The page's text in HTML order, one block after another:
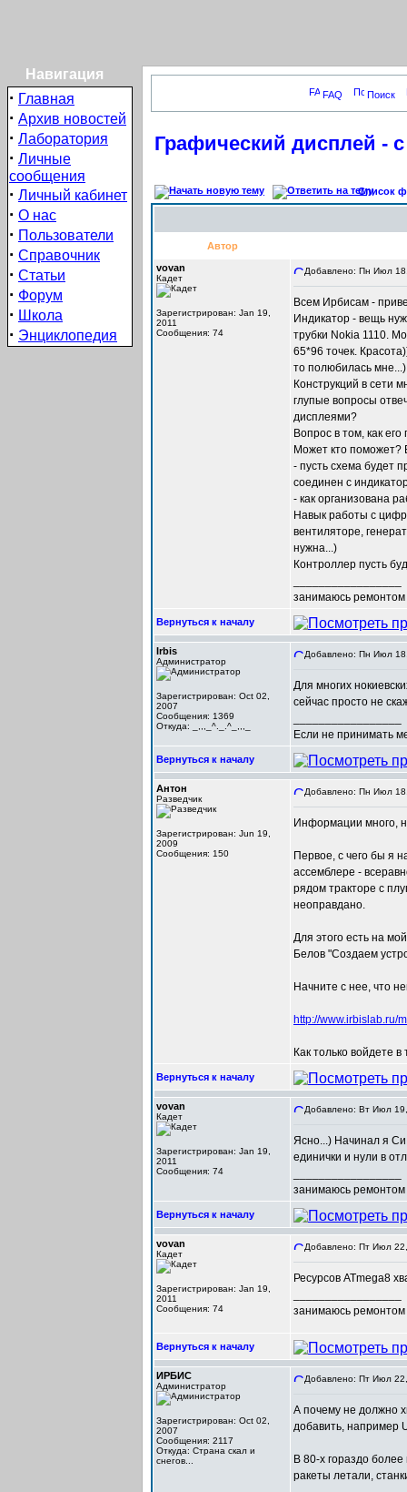
Навигация
· Главная
· Архив новостей
· Лаборатория
· Личные
сообщения
· Личный кабинет
· О нас
· Пользователи
· Справочник
· Статьи
· Форум
· Школа
· Энциклопедия
FAQ Поиск
Графический дисплей - с
Список
Автор
vovan
Кадет
Зарегистрирован: Jan 19,
2011
Сообщения: 74
Добавлено: Пн Июл
Всем Ирбисам -
Индикатор - вещь
трубки Nokia 1110.
65*96 точек.
то полюбилась
Конструкций в сети
глупые вопросы
дисплеями?
Вопрос в том, как
Может кто поможет?
- пусть схема будет
соединен с
- как организована
Навык работы с
вентиляторе,
нужна...)
Контроллер пусть
занимаюсь ремонтом
Вернуться к началу
Irbis
Администратор
Зарегистрирован: Oct 02,
2007
Сообщения: 1369
Откуда: _,,,_^._.^_,,,_
Добавлено: Пн Июл
Для многих
сейчас просто не
Если не принимать
Вернуться к началу
Антон
Разведчик
Зарегистрирован: Jun 19,
2009
Сообщения: 150
Добавлено: Пн Июл
Информации много,
Первое, с чего бы я
ассемблере -
рядом тракторе с
неоправдано.
Для этого есть на
Белов "Создаем
Начните с нее, что
http://www.irbislab.ru/
Как только войдете
Вернуться к началу
vovan
Кадет
Зарегистрирован: Jan 19,
2011
Сообщения: 74
Добавлено: Вт Июл
Ясно...) Начинал я Си
единички и нули в
занимаюсь ремонтом
Вернуться к началу
vovan
Кадет
Зарегистрирован: Jan 19,
2011
Сообщения: 74
Добавлено: Пт Июл
Ресурсов ATmega8
занимаюсь ремонтом
Вернуться к началу
ИРБИС
Администратор
Зарегистрирован: Oct 02,
2007
Сообщения: 2117
Откуда: Cтрана скал и
снегов...
Добавлено: Пт Июл
А почему не должно
добавить, например
В 80-х гораздо
ракеты летали,